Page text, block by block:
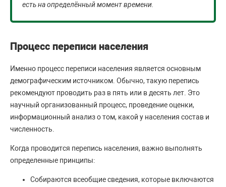
есть на определённый момент времени.
Процесс переписи населения
Именно процесс переписи населения является основным
демографическим источником. Обычно, такую перепись
рекомендуют проводить раз в пять или в десять лет. Это
научный организованный процесс, проведение оценки,
информационный анализ о том, какой у населения состав и
численность.
Когда проводится перепись населения, важно выполнять
определенные принципы:
Собираются всеобщие сведения, которые включаются